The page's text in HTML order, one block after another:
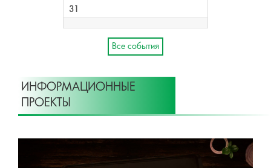
31
Все события
ИНФОРМАЦИОННЫЕ
ПРОЕКТЫ